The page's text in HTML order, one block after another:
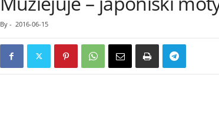
By - 2016-06-15